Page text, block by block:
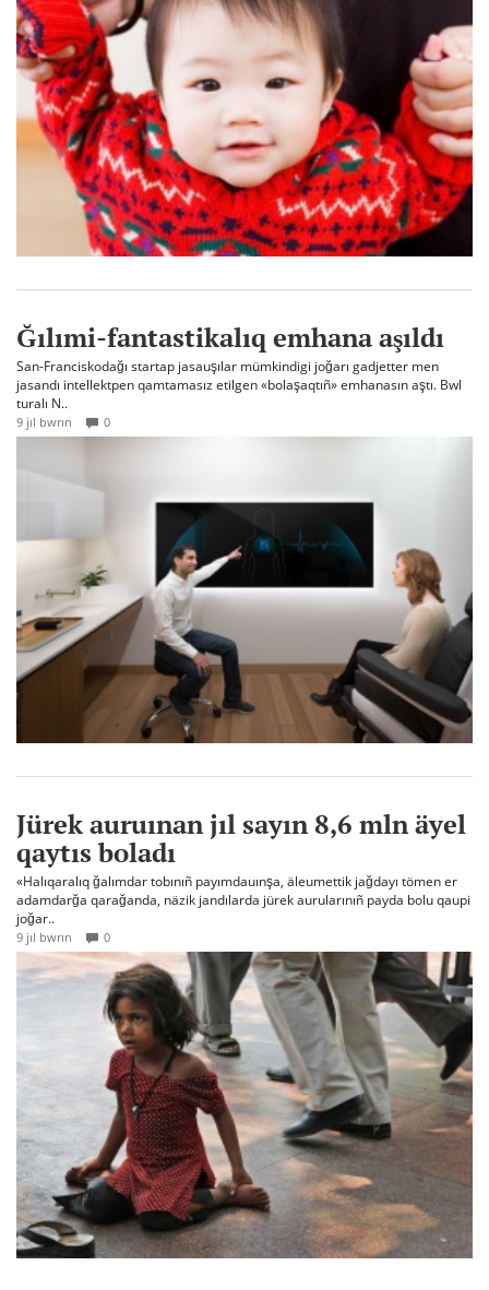
Ğılımi-fantastikalıq emhana aşıldı
San-Franciskodağı startap jasauşılar mümkindigi joğarı gadjetter men
jasandı intellektpen qamtamasız etilgen «bolaşaqtıñ» emhanasın aştı. Bwl
turalı N..
9 jıl bwrın 0
Jürek auruınan jıl sayın 8,6 mln äyel
qaytıs boladı
«Halıqaralıq ğalımdar tobınıñ payımdauınşa, äleumettik jağdayı tömen er
adamdarğa qarağanda, näzik jandılarda jürek aurularınıñ payda bolu qaupi
joğar..
9 jıl bwrın 0